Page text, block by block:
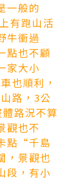
一般的
有跑山活
牛衝過
點也不顧
家大小
也順利，
路，3公
路況不算
觀也不
點“千島
，景觀也
段，有小